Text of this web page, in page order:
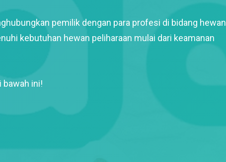
pemilik dengan para profesi di bidang hewan
kebutuhan hewan peliharaan mulai dari keamanan
bawah ini!